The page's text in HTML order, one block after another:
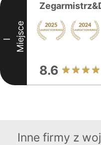
I Miejsce
8.6
Inne firmy z